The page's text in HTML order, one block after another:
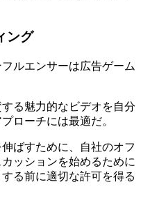
ング
ルエンサーは広告ゲーム
る魅力的なビデオを自分
ローチには最適だ。
ばすために、自社のオフ
ッションを始めるために
る前に適切な許可を得る